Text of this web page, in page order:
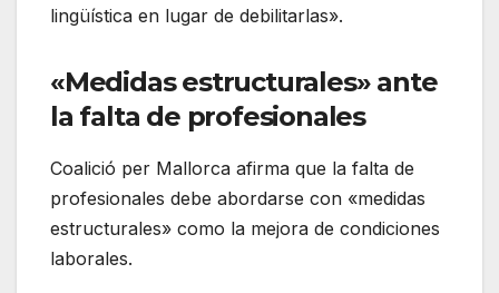
lingüística en lugar de debilitarlas».
«Medidas estructurales» ante
la falta de profesionales
Coalició per Mallorca afirma que la falta de
profesionales debe abordarse con «medidas
estructurales» como la mejora de condiciones
laborales.